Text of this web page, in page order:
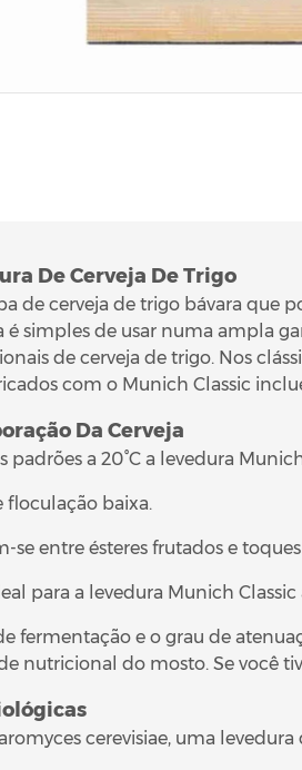
De Cerveja De Trigo
de cerveja de trigo bávara que
é simples de usar numa ampla
de cerveja de trigo. Nos
com o Munich Classic
Da Cerveja
a 20°C a levedura
floculação baixa.
se entre ésteres frutados e
para a levedura Munich Classic
fermentação e o grau de
nutricional do mosto. Se você
cerevisiae, uma levedura